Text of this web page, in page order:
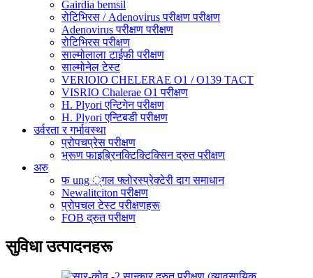
Gairdia bemsil
रोटिभिरस / Adenovirus परीक्षण परीक्षण
Adenovirus परीक्षण परीक्षण
रोटिभिरस परीक्षण
साल्मोलाला टाईफी परीक्षण
साल्मोनेल टेस्ट
VERIOIO CHELERAE O1 / O139 TACT
VISRIO Chalerae O1 परीक्षण
H. Plyori एन्टिगेन परीक्षण
H. Plyori एन्टिबडी परीक्षण
उर्वरता र गर्भावस्था
प्रोपचप्रेस परीक्षण
भ्रूण फाइब्रिनक्टिक्टिक्सिन द्रुत परीक्षण
अरु
फ ung ्गल फ्लोरस्प्रेक्टेरी दाग ​​समाधान
Newalitciton परीक्षण
प्रोपचल टेस्ट परीक्षणहरू
FOB द्रुत परीक्षण
सुविधा उत्पादनहरू